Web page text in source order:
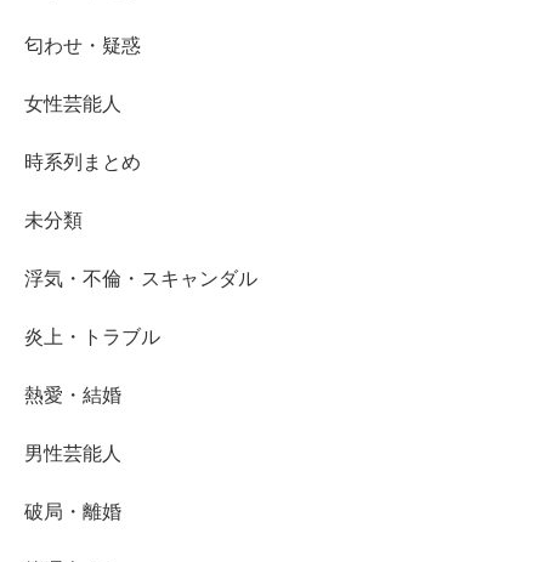
匂わせ・疑惑
女性芸能人
時系列まとめ
未分類
浮気・不倫・スキャンダル
炎上・トラブル
熱愛・結婚
男性芸能人
破局・離婚